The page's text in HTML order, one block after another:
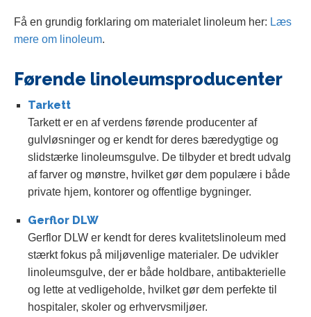
Få en grundig forklaring om materialet linoleum her: Læs
mere om linoleum.
Førende linoleumsproducenter
Tarkett
Tarkett er en af verdens førende producenter af
gulvløsninger og er kendt for deres bæredygtige og
slidstærke linoleumsgulve. De tilbyder et bredt udvalg
af farver og mønstre, hvilket gør dem populære i både
private hjem, kontorer og offentlige bygninger.
Gerflor DLW
Gerflor DLW er kendt for deres kvalitetslinoleum med
stærkt fokus på miljøvenlige materialer. De udvikler
linoleumsgulve, der er både holdbare, antibakterielle
og lette at vedligeholde, hvilket gør dem perfekte til
hospitaler, skoler og erhvervsmiljøer.